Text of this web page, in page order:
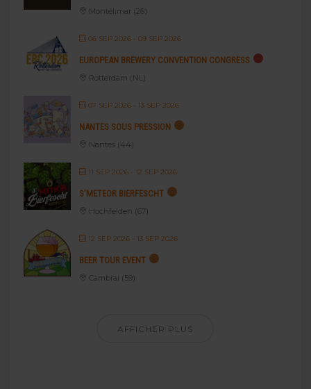
Montélimar (26)
06 SEP 2026- 09 SEP 2026
EUROPEAN BREWERY CONVENTION CONGRESS
Rotterdam (NL)
07 SEP 2026- 13 SEP 2026
NANTES SOUS PRESSION
Nantes (44)
11 SEP 2026- 12 SEP 2026
S’METEOR BIERFESCHT
Hochfelden (67)
12 SEP 2026- 13 SEP 2026
BEER TOUR EVENT
Cambrai (59)
AFFICHER PLUS